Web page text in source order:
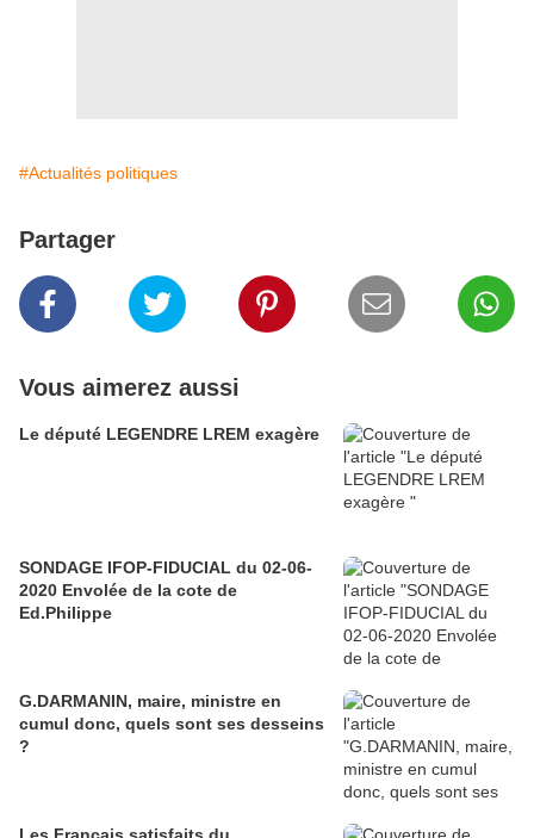
#Actualités politiques
Partager
Vous aimerez aussi
Le député LEGENDRE LREM exagère
SONDAGE IFOP-FIDUCIAL du 02-06-
2020 Envolée de la cote de
Ed.Philippe
G.DARMANIN, maire, ministre en
cumul donc, quels sont ses desseins
?